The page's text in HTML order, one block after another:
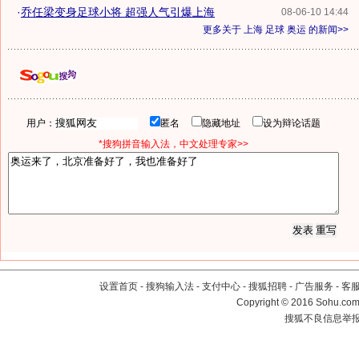
08-06-10 14:44
·乔任梁变身足球小将 超强人气引爆上海
更多关于 上海 足球 奥运 的新闻>>
用户： 匿名 隐藏地址
设为辩论话题
*搜狗拼音输入法，中文处理专家>>
设置首页 - 搜狗输入法 - 支付中心 - 搜狐招聘 - 广告服务 - 客
Copyright©2016
搜狐不良信息举